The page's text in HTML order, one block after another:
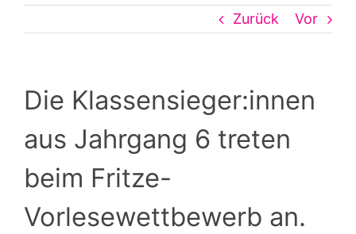
Zurück Vor
Die Klassensieger:innen
aus Jahrgang 6 treten
beim Fritze-
Vorlesewettbewerb an.